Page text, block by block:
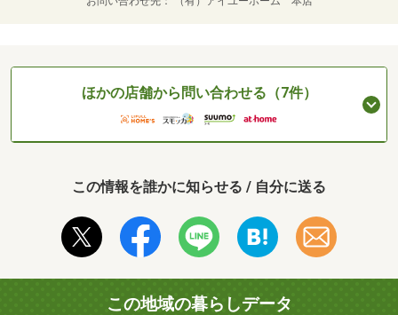
ほかの店舗から問い合わせる（7件）
この情報を誰かに知らせる / 自分に送る
この地域の暮らしデータ